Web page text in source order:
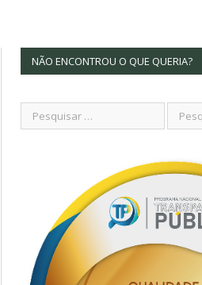
NÃO ENCONTROU O QUE QUERIA?